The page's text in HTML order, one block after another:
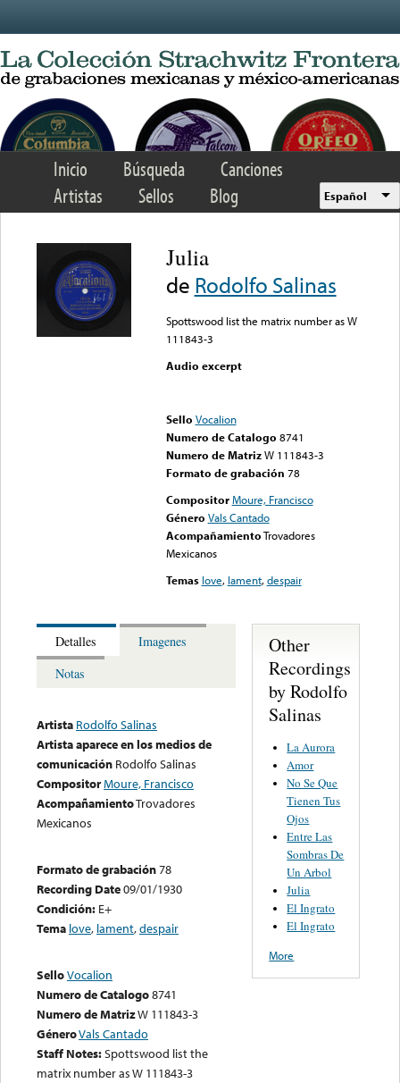
Inicio Búsqueda
Canciones
Artistas
Sellos Blog Español
Julia
de Rodolfo Salinas
Spottswood list the matrix number as W
111843-3
Audio excerpt
Sello Vocalion
Numero de Catalogo 8741
Numero de Matriz W 111843-3
Formato de grabación 78
Compositor Moure, Francisco
Género Vals Cantado
AcompañamientoTrovadores
Mexicanos
Temas love, lament,despair
Detalles
Imagenes
Notas
Artista Rodolfo Salinas
Artista aparece en los medios de
comunicación Rodolfo Salinas
CompositorMoure, Francisco
AcompañamientoTrovadores
Mexicanos
Formato de grabación78
Recording Date09/01/1930
Condición: E+
Tema love, lament,despair
SelloVocalion
Numero de Catalogo8741
Numero de MatrizW 111843-3
GéneroVals Cantado
Staff Notes:Spottswood list the
matrix number as W 111843-3
Other
Recordings
by Rodolfo
Salinas
La Aurora
Amor
No Se Que
Tienen Tus
Ojos
Entre Las
Sombras De
Un Arbol
Julia
El Ingrato
El Ingrato
More